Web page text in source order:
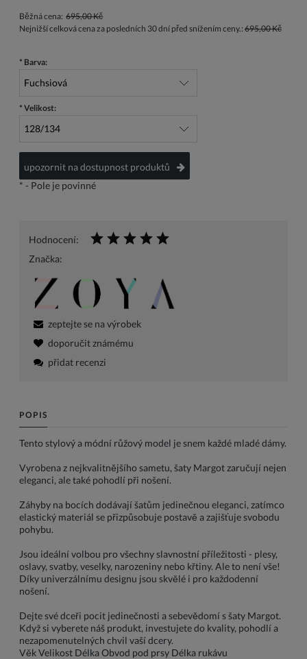
Běžná cena: 695,00 Kč
Nejnižší celková cena za posledních 30 dní před snížením ceny.: 695,00 Kč
* Barva:
* Velikost:
upozornit na dostupnost produktů
* - Pole je povinné
Hodnocení:
Značka:
zeptejte se na výrobek
doporučit známému
přidat recenzi
POPIS
Tento stylový a módní růžový model je snem každé mladé dámy.
Vyrobena z nejkvalitnějšího sametu, šaty Margot zaručují nejen
eleganci, ale také pohodlí při nošení.
Záhyby na bocích dodávají šatům jedinečnou eleganci, zatímco
elastický materiál se přizpůsobuje postavě a zajišťuje svobodu
pohybu.
Jsou ideální volbou pro všechny slavnostní příležitosti - plesy,
oslavy, svatby, veselky, narozeniny nebo křtiny. Ale to není vše!
Díky univerzálnímu designu jsou skvělé i pro každodenní
nošení.
Dejte své dceři pocit jedinečnosti a sebevědomí s šaty Margot.
Když si vyberete náš produkt, investujete do kvality, pohodlí a
nezapomenutelných chvil vaší dcery.
Věk Velikost Délka Obvod pod prsy Délka rukávu